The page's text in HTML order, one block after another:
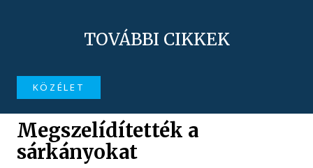
TOVÁBBI CIKKEK
KÖZÉLET
Megszelídítették a
sárkányokat